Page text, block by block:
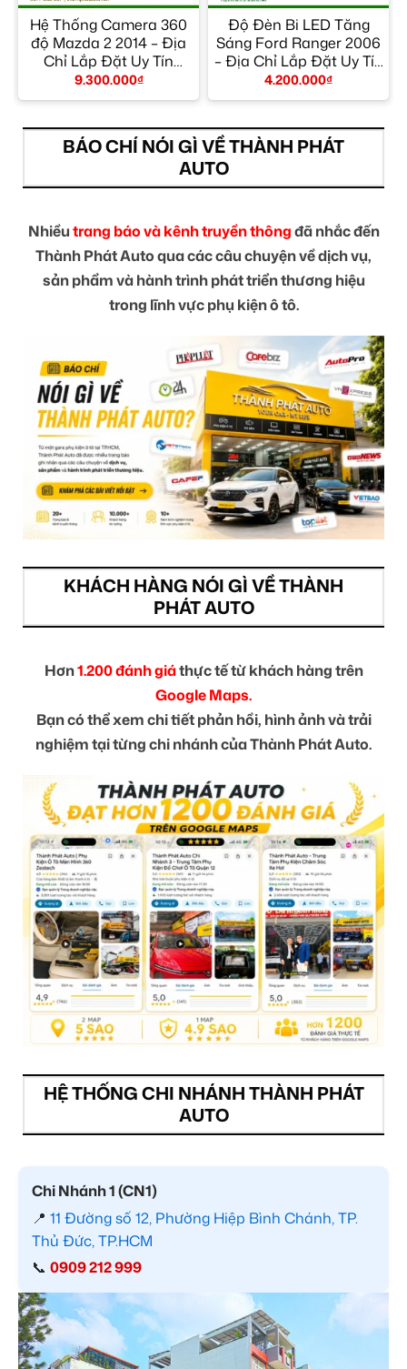
Hệ Thống Camera 360
độ Mazda 2 2014 – Địa
Chỉ Lắp Đặt Uy Tín
TPHCM
9.300.000₫
Độ Đèn Bi LED Tăng
Sáng Ford Ranger 2006
– Địa Chỉ Lắp Đặt Uy Tín
TPHCM
4.200.000₫
BÁO CHÍ NÓI GÌ VỀ THÀNH PHÁT
AUTO
Nhiềutrang báo và kênh truyền thôngđã nhắc đến
Thành Phát Auto qua các câu chuyện về dịch vụ,
sản phẩm và hành trình phát triển thương hiệu
trong lĩnh vực phụ kiện ô tô.
KHÁCH HÀNG NÓI GÌ VỀ THÀNH
PHÁT AUTO
Hơn1.200 đánh giáthực tế từ khách hàng trên
Google Maps.
Bạn có thể xem chi tiết phản hồi, hình ảnh và trải
nghiệm tại từng chi nhánh của Thành Phát Auto.
HỆ THỐNG CHI NHÁNH THÀNH PHÁT
AUTO
Chi Nhánh 1 (CN1)
📍 11 Đường số 12, Phường Hiệp Bình Chánh, TP.
Thủ Đức, TP.HCM
📞 0909 212 999